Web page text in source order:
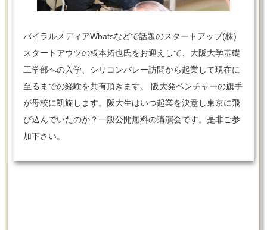
バイラルメディアWhatsなどで話題のスタートアップ(株)
スタートアウツの板本拓也氏をお迎えして、大阪大学基礎
工学部への入学、シリコンバレー訪問から起業して現在に
至るまでの経験を共有頂きます。 阪大発ベンチャーの旗手
が母校に凱旋します。阪大生はいつ起業を決意し東京に飛
び込んでいたのか？一般公開無料の講演会です。是非ご参
加下さい。